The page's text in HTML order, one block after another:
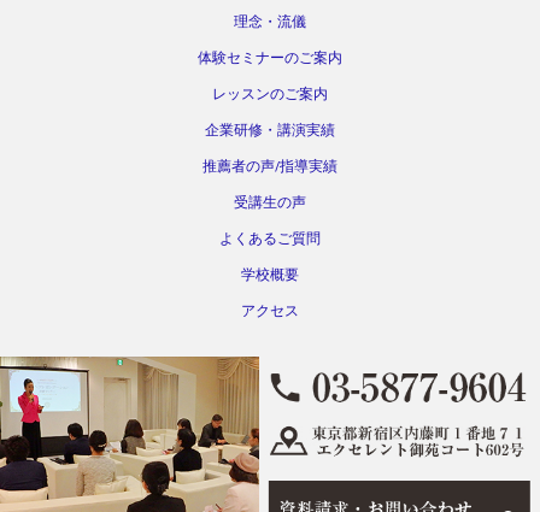
理念・流儀
体験セミナーのご案内
レッスンのご案内
企業研修・講演実績
推薦者の声/指導実績
受講生の声
よくあるご質問
学校概要
アクセス